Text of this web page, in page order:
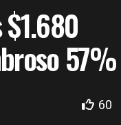
57%
60